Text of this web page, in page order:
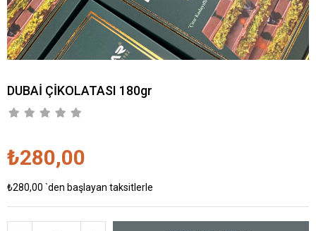
DUBAİ ÇİKOLATASI 180gr
₺280,00
₺280,00 `den başlayan taksitlerle